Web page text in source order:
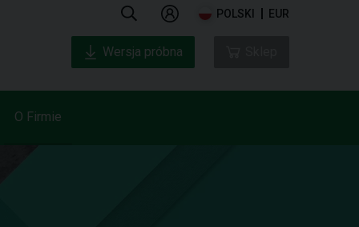
POLSKI EUR
O Firmie
Wersja próbna